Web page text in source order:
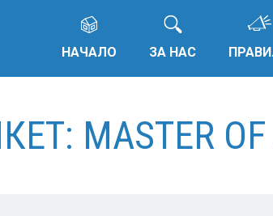
НАЧАЛО ЗА НАС
MASTER OF